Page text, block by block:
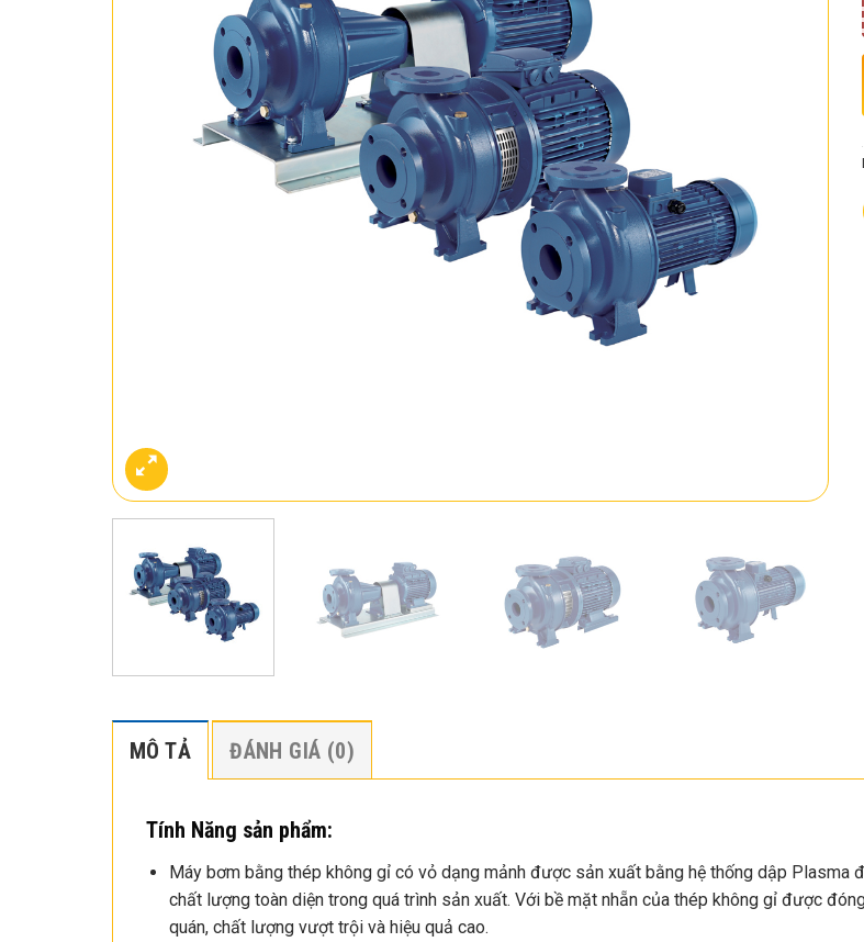
MÔ TẢ ĐÁNH GIÁ (0)
Tính Năng sản phẩm:
Máy bơm bằng thép không gỉ có vỏ dạng mảnh được sản xuất bằng hệ thống dập
chất lượng toàn diện trong quá trình sản xuất. Với bề mặt nhẵn của thép không gỉ được
quán, chất lượng vượt trội và hiệu quả cao.